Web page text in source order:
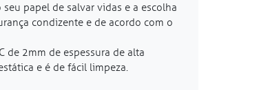
papel de salvar vidas e a escolha
condizente e de acordo com o
de 2mm de espessura de alta
e é de fácil limpeza.